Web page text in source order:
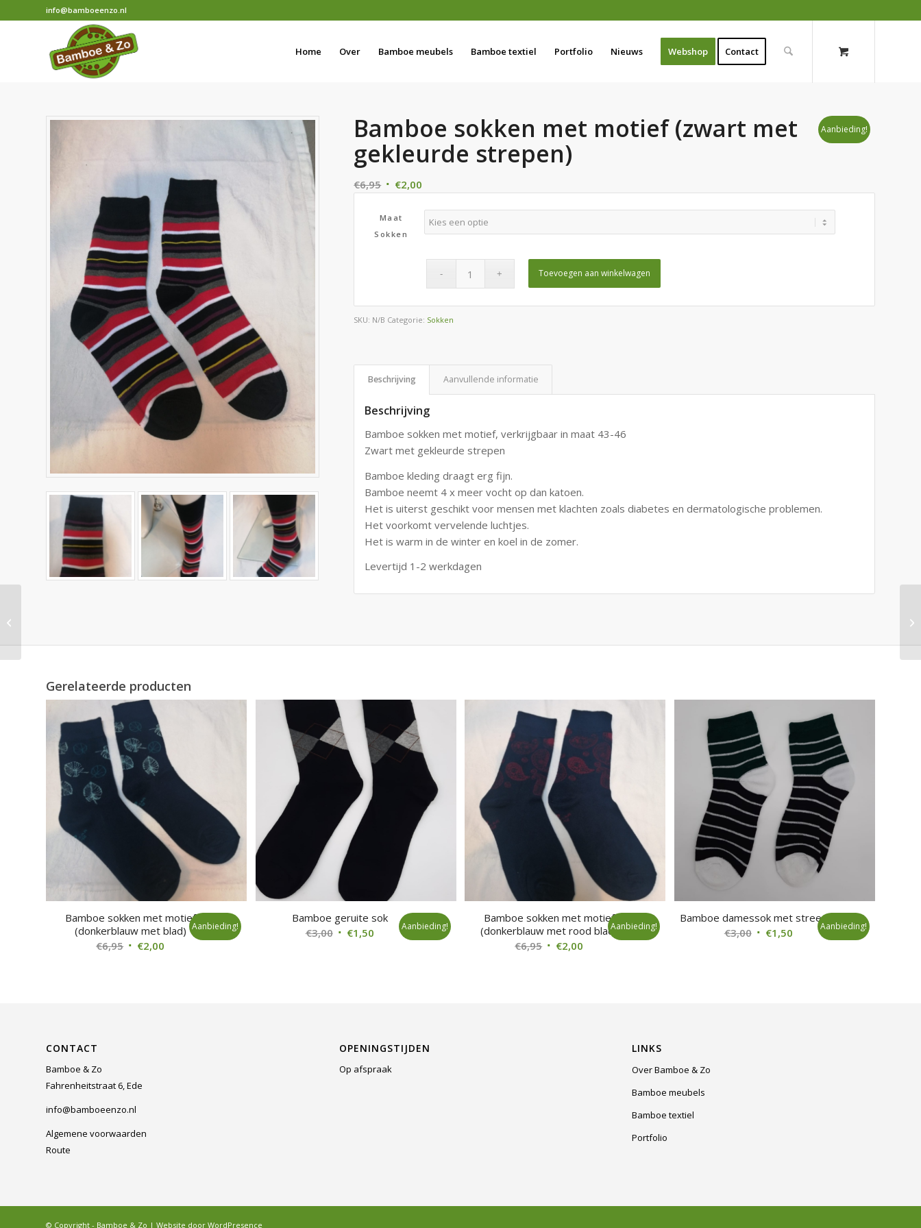
info@bamboeenzo.nl
Home Over Bamboe meubels Bamboe textiel Portfolio Nieuws Webshop Contact
Aanbieding!
Bamboe sokken met motief (zwart met
gekleurde strepen)
€6,95 Oorspronkelijke
was:
€6,95.
€2,00
is:
€2,00.
Maat
Sokken
Toevoegen aan winkelwagen
SKU: N/B Categorie: Sokken
Beschrijving Aanvullende informatie
Beschrijving
Bamboe sokken met motief, verkrijgbaar in maat 43-46
Zwart met gekleurde strepen
Bamboe kleding draagt erg fijn.
Bamboe neemt 4 x meer vocht op dan katoen.
Het is uiterst geschikt voor mensen met klachten zoals diabetes en dermatologische problemen.
Het voorkomt vervelende luchtjes.
Het is warm in de winter en koel in de zomer.
Levertijd 1-2 werkdagen
Gerelateerde producten
Bamboe sokken met motief
(donkerblauw met blad)
€6,95 Oorspronkelijke
€2,00 Huidige
Aanbieding!
Bamboe geruite sok
€3,00 Oorspronkelijke
€1,50HuidigeAanbieding!
Bamboe sokken met motief
(donkerblauw met rood blad)
€6,95 Oorspronkelijke
€2,00 Huidige
Aanbieding!
Bamboe damessok met streepje
€3,00 Oorspronkelijke
€1,50HuidigeAanbieding!
CONTACT
Bamboe & Zo
Fahrenheitstraat 6, Ede
info@bamboeenzo.nl
Algemene voorwaarden
Route
OPENINGSTIJDEN
Op afspraak
LINKS
Over Bamboe & Zo
Bamboe meubels
Bamboe textiel
Portfolio
© Copyright - Bamboe & Zo | Website door WordPresence